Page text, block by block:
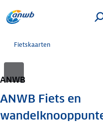
Fietskaarten
ANWB
ANWB Fiets en